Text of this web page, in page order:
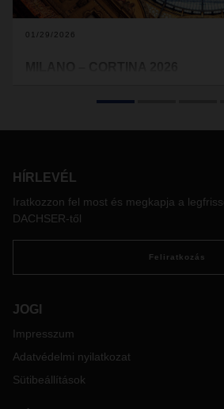
01/29/2026
HÍRLEVÉL
Iratkozzon fel most és megkapja a
DACHSER-től
Feliratkozás
JOGI
Impresszum
Adatvédelmi nyilatkozat
Sütibeállítások